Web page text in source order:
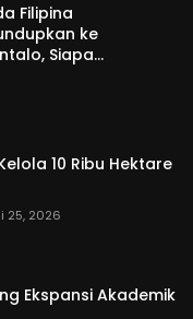
Filipina
ke
Siapa
10 Ribu Hektare
25, 2026
Ekspansi Akademik